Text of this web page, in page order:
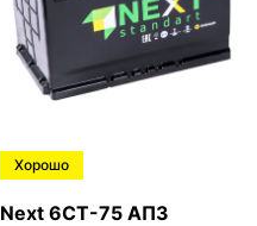
Хорошо
Next 6СТ-75 АПЗ